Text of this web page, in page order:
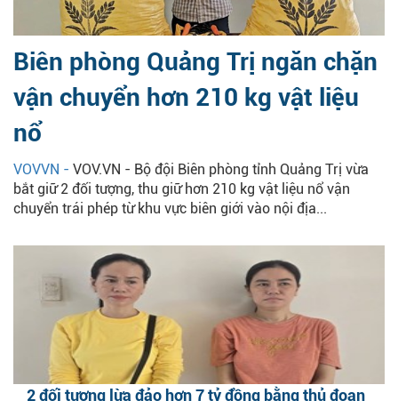
Biên phòng Quảng Trị ngăn chặn
vận chuyển hơn 210 kg vật liệu
nổ
VOVVN - VOV.VN - Bộ đội Biên phòng tỉnh Quảng Trị vừa
bắt giữ 2 đối tượng, thu giữ hơn 210 kg vật liệu nổ vận
chuyển trái phép từ khu vực biên giới vào nội địa...
2 đối tượng lừa đảo hơn 7 tỷ đồng bằng thủ đoạn